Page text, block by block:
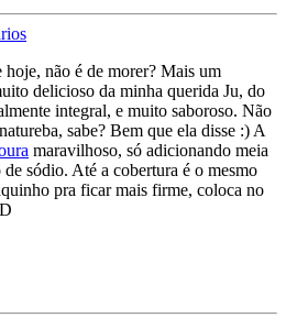
hoje, não é de morer? Mais um
delicioso da minha querida Ju, do
integral, e muito saboroso. Não
sabe? Bem que ela disse :) A
maravilhoso, só adicionando meia
sódio. Até a cobertura é o mesmo
pra ficar mais firme, coloca no